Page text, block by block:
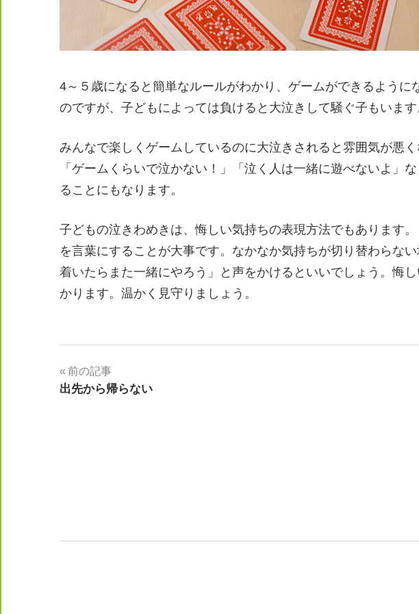
4～５歳になると簡単なルールがわかり、ゲームができるように
のですが、子どもによっては負けると大泣きして騒ぐ子もいます
みんなで楽しくゲームしているのに大泣きされると雰囲気が悪
「ゲームくらいで泣かない！」「泣く人は一緒に遊べないよ」
ることにもなります。
子どもの泣きわめきは、悔しい気持ちの表現方法でもあります
を言葉にすることが大事です。なかなか気持ちが切り替わらな
着いたらまた一緒にやろう」と声をかけるといいでしょう。悔
かります。温かく見守りましょう。
投
稿
シ
前の記事
出先から帰らない